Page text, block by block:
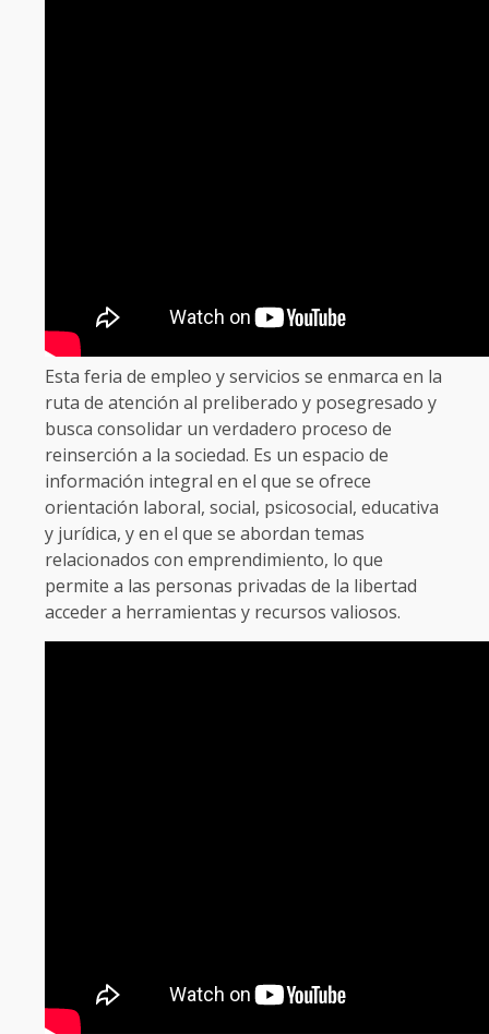
Esta feria de empleo y servicios se enmarca en la
ruta de atención al preliberado y posegresado y
busca consolidar un verdadero proceso de
reinserción a la sociedad. Es un espacio de
información integral en el que se ofrece
orientación laboral, social, psicosocial, educativa
y jurídica, y en el que se abordan temas
relacionados con emprendimiento, lo que
permite a las personas privadas de la libertad
acceder a herramientas y recursos valiosos.